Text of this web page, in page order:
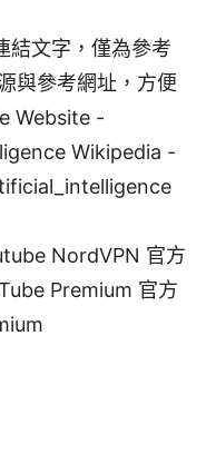
結文字，僅為參考
與參考網址，方便
Website -
Wikipedia -
NordVPN 官方
Premium 官方